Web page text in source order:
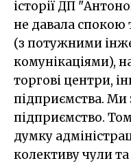
історії ДП
не давала спокою
(з потужними
комунікаціями),
торгові центри,
підприємства. Ми
підприємство.
думку
колективу чули та